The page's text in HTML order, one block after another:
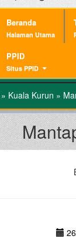
Beranda
Halaman Utama
PPID
Situs PPID
Kuala Kurun »